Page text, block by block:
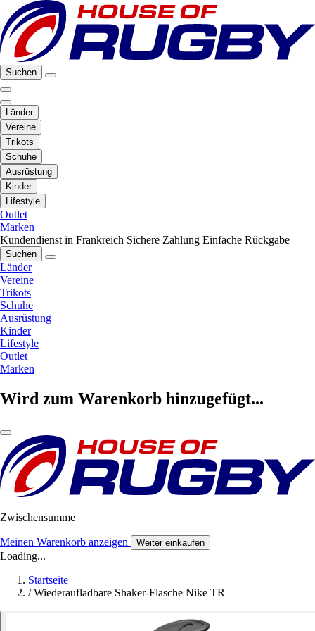
Suchen
Länder
Vereine
Trikots
Schuhe
Ausrüstung
Kinder
Lifestyle
Outlet
Marken
Kundendienst in Frankreich Sichere Zahlung Einfache Rückgabe
Suchen
Länder
Vereine
Trikots
Schuhe
Ausrüstung
Kinder
Lifestyle
Outlet
Marken
Wird zum Warenkorb hinzugefügt...
Zwischensumme
Meinen Warenkorb anzeigen Weiter einkaufen
Loading...
Startseite
/ Wiederaufladbare Shaker-Flasche Nike TR